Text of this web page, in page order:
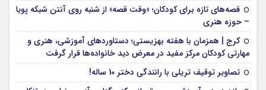
قصه‌های تازه برای کودکان؛ «وقت قصه» از شنبه روی آنتن شبکه پویا
– حوزه هنری
کرج | همزمان با هفته بهزیستی؛ دستاوردهای آموزشی، هنری و
مهارتی کودکان مرکز مفید در معرض دید خانواده‌ها قرار گرفت
تصاویر توقیف تریلی با رانندگی دختر 10 ساله!